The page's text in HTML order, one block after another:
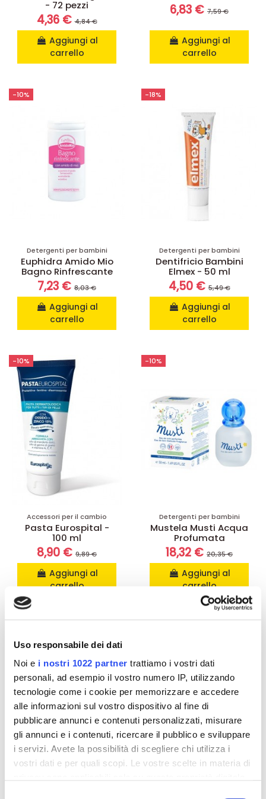
Uso responsabile dei dati
Noi e i nostri 1022 partner trattiamo i vostri dati
personali, ad esempio il vostro numero IP, utilizzando
tecnologie come i cookie per memorizzare e accedere
alle informazioni sul vostro dispositivo al fine di
pubblicare annunci e contenuti personalizzati, misurare
gli annunci e i contenuti, ricercare il pubblico e sviluppare
i servizi. Avete la possibilità di scegliere chi utilizza i
vostri dati e per quali scopi. Le vostre scelte in materia di
- 72 pezzi
4,36 €4,84 €
Aggiungi al
carrello
6,83 € 7,59 €
Aggiungi al
carrello
-10%
Detergenti per bambini
Euphidra Amido Mio
Bagno Rinfrescante
7,23 € 8,03 €
Aggiungi al
carrello
-18%
Detergenti per bambini
Dentifricio Bambini
Elmex - 50 ml
4,50 €5,49 €
Aggiungi al
carrello
-10%
Accessori per il cambio
Pasta Eurospital -
100 ml
8,90 € 9,89 €
Aggiungi al
carrello
-10%
Detergenti per bambini
Mustela Musti Acqua
Profumata
18,32 € 20,35 €
Aggiungi al
carrello